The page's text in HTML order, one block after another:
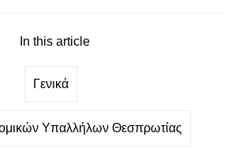
In this article
Γενικά
Υπαλλήλων Θεσπρωτίας